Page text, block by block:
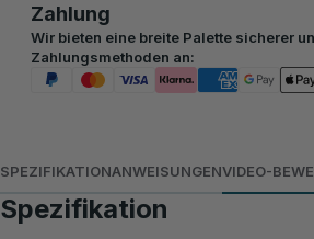
Zahlung
Wir bieten eine breite Palette sicherer
Zahlungsmethoden an:
SPEZIFIKATIONANWEISUNGENVIDEO-
Spezifikation